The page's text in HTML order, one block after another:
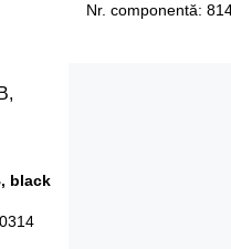
Nr. componentă:
black